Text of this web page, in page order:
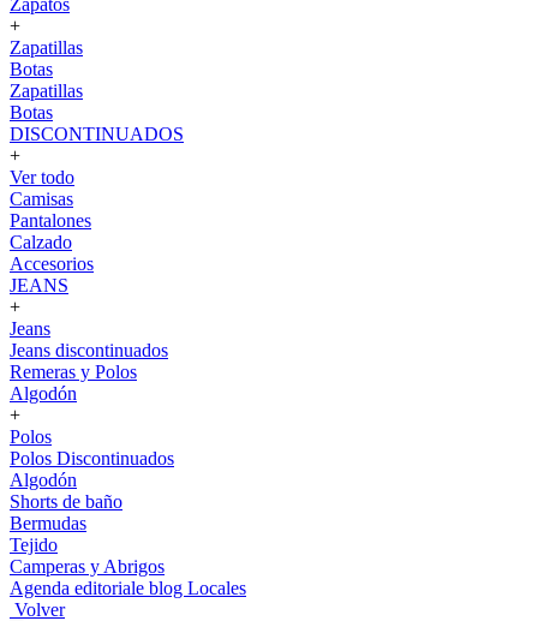
Zapatos
+
Zapatillas
Botas
Zapatillas
Botas
DISCONTINUADOS
+
Ver todo
Camisas
Pantalones
Calzado
Accesorios
JEANS
+
Jeans
Jeans discontinuados
Remeras y Polos
Algodón
+
Polos
Polos Discontinuados
Algodón
Shorts de baño
Bermudas
Tejido
Camperas y Abrigos
Agenda editoriale blog Locales
Volver